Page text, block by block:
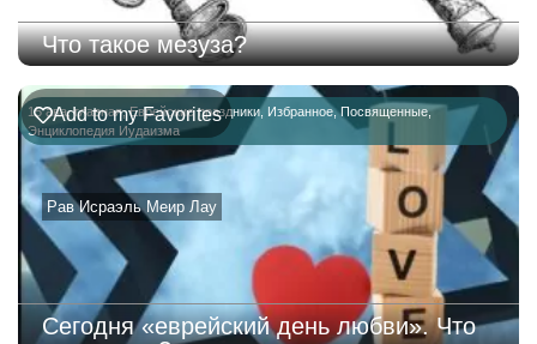
Что такое мезуза?
15 ава,главная,Еврейские праздники, Избранное,Посвященные,
Энциклопедия Иудаизма
Рав Исраэль Меир Лау
Add to my Favorites
Сегодня «еврейский день любви». Что